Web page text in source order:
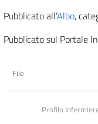
Pubblicato all’Albo,
Pubblicato sul Portale
File
Profilo